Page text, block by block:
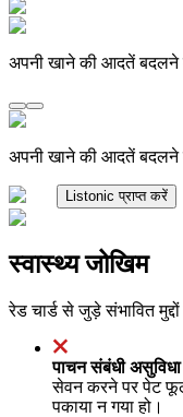
अपनी खाने की आदतें बदलने
अपनी खाने की आदतें बदलने
Listonic प्राप्त करें
स्वास्थ्य जोखिम
रेड चार्ड से जुड़े संभावित
पाचन संबंधी
सेवन करने पर पेट
पकाया न गया हो।